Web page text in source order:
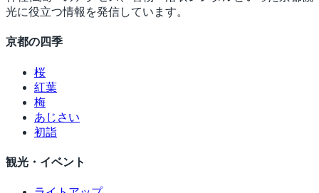
光に役立つ情報を発信しています。
京都の四季
桜
紅葉
梅
あじさい
初詣
観光・イベント